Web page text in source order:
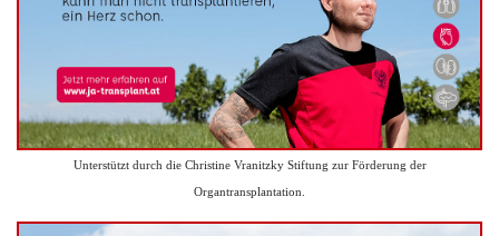
Unterstützt durch die Christine Vranitzky Stiftung zur Förderung der
Organtransplantation.